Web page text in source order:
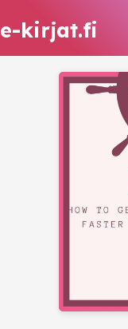
e-kirjat.fi